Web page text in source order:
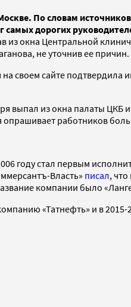
По словам
самых дорогих
из окна Центральной
не уточнив ее причин.
своем сайте
выпал из окна палаты
работников
году стал первым
Власть» писал,
компании было
«Татнефть» и в 2015-